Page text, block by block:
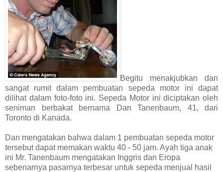
Begitu menakjubkan dan
sangat rumit dalam pembuatan sepeda motor ini dapat
dilihat dalam foto-foto ini. Sepeda Motor ini diciptakan oleh
seniman berbakat bernama Dan Tanenbaum, 41, dari
Toronto di Kanada.
Dan mengatakan bahwa dalam 1 pembuatan sepeda motor
tersebut dapat memakan waktu 40 - 50 jam. Ayah tiga anak
ini Mr. Tanenbaum mengatakan Inggris dan Eropa
sebenarnya pasarnya terbesar untuk sepeda menjual hasil